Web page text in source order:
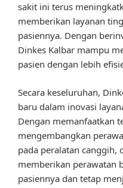
sakit ini terus
memberikan layanan
pasiennya. Dengan
Dinkes Kalbar mampu
pasien dengan lebih
Secara keseluruhan,
baru dalam inovasi
Dengan memanfaatkan
mengembangkan
pada peralatan canggih,
memberikan perawatan
pasiennya dan tetap